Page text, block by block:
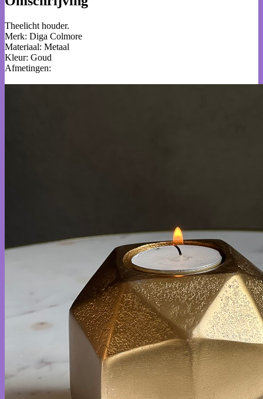
Theelicht houder.
Merk: Diga Colmore
Materiaal: Metaal
Kleur: Goud
Afmetingen: